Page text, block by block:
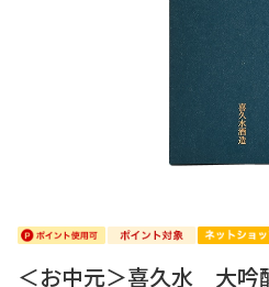
＜お中元＞喜久水 大